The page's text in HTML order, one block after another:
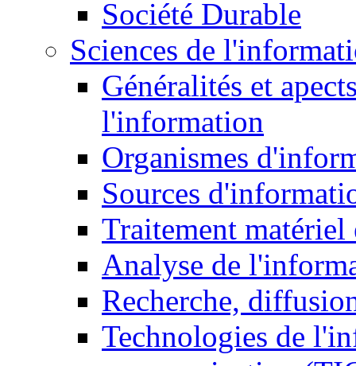
Société Durable
Sciences de
Généralités et
l'information
Organismes
Sources
Traitement matériel
Analyse de
Recherche,
Technologies de